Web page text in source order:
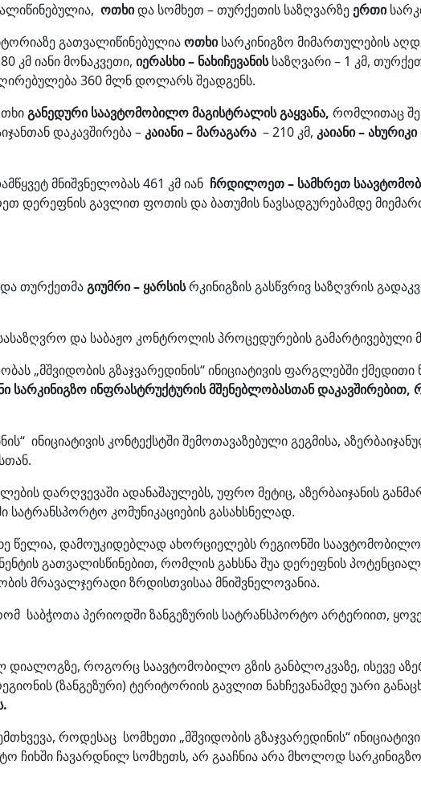
ოთხიდა სომხეთ – თურქეთის საზღვარზეერთი
გათვალიწინებულიაოთხისარკინიგზო მიმართულების
კმ იანი მონაკვეთი, იერასხი – ნახიჩევანისსაზღვარი – 1 კმ,
ღირებულება 360 მლნ დოლარს შეადგენს.
განედური საავტომობილო მაგისტრალის გაყვანა, რომლითაც
დაკავშირება –კაიანი – მარაგარა – 210 კმ, კაიანი – ახურიკი
მნიშვნელობას 461 კმ იან ჩრდილოეთ – სამხრეთ
დერეფნის გავლით ფოთის და ბათუმის ნავსადგურებამდე
და თურქეთმაგიუმრი – ყარსისრკინიგზის გასწვრივ საზღვრის
და საბაჟო კონტროლის პროცედურების გამარტივებული
„მშვიდობის გზაჯვარედინის“ ინიციატივის ფარგლებში ქმედითი
სარკინიგზო ინფრასტრუქტურის მშენებლობასთან
ინიციატივის კონტექსტში შემოთავაზებული გეგმისა,
დარღვევაში ადანაშაულებს, უფრო მეტიც, აზერბაიჯანის
სატრანსპორტო კომუნიკაციების გასახსნელად.
წელია, დამოუკიდებლად ახორციელებს რეგიონში
გათვალისწინებით, რომლის გახსნა შუა დერეფნის
მრავალჯერადი ზრდისთვისაა მნიშვნელოვანია.
საბჭოთა პერიოდში ზანგეზურის სატრანსპორტო არტერიით,
დიალოგზე, როგორც საავტომობილო გზის განბლოკვაზე, ისევე
(ზანგეზური) ტერიტორიის გავლით ნახჩევანამდე უარი
როდესაც სომხეთი „მშვიდობის გზაჯვარედინის“
ჩავარდნილ სომხეთს, არ გააჩნია არა მხოლოდ